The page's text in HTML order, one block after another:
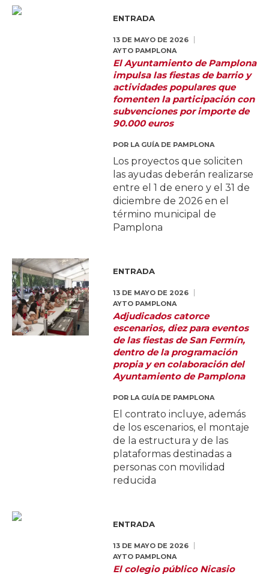
ENTRADA
13 DE MAYO DE 2026
AYTO PAMPLONA
El Ayuntamiento de Pamplona
impulsa las fiestas de barrio y
actividades populares que
fomenten la participación con
subvenciones por importe de
90.000 euros
POR LA GUÍA DE PAMPLONA
Los proyectos que soliciten
las ayudas deberán realizarse
entre el 1 de enero y el 31 de
diciembre de 2026 en el
término municipal de
Pamplona
ENTRADA
13 DE MAYO DE 2026
AYTO PAMPLONA
Adjudicados catorce
escenarios, diez para eventos
de las fiestas de San Fermín,
dentro de la programación
propia y en colaboración del
Ayuntamiento de Pamplona
POR LA GUÍA DE PAMPLONA
El contrato incluye, además
de los escenarios, el montaje
de la estructura y de las
plataformas destinadas a
personas con movilidad
reducida
ENTRADA
13 DE MAYO DE 2026
AYTO PAMPLONA
El colegio público Nicasio